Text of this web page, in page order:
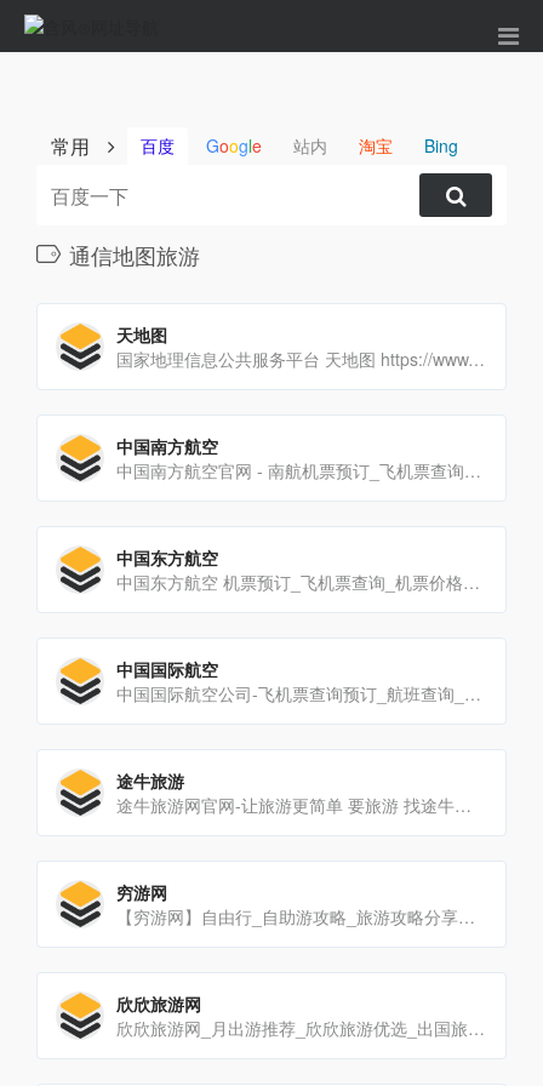
常用 百度 Google 站内 淘宝 Bing
通信地图旅游
天地图
国家地理信息公共服务平台 天地图 https://www.tianditu.gov.cn/
中国南方航空
中国南方航空官网 - 南航机票预订_飞机票查询_航班查询_特价机票 http://www.csair.com/cn/index.shtml
中国东方航空
中国东方航空 机票预订_飞机票查询_机票价格查询_打折特价机票 https://www.ceair.com/
中国国际航空
中国国际航空公司-飞机票查询预订_航班查询_最新打折特价机票 http://www.airchina.com.cn/
途牛旅游
途牛旅游网官网-让旅游更简单 要旅游 找途牛！ https://www.tuniu.com/
穷游网
【穷游网】自由行_自助游攻略_旅游攻略分享社区 https://www.qyer.com/
欣欣旅游网
欣欣旅游网_月出游推荐_欣欣旅游优选_出国旅游 https://www.cncn.com/